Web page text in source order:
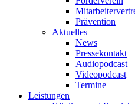
Prävention
Aktuelles
News
Pressekontakt
Audiopodcast
Videopodcast
Termine
Leistungen